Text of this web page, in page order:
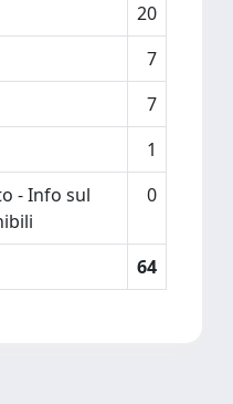
20
7
7
1
- Info sul
0
64